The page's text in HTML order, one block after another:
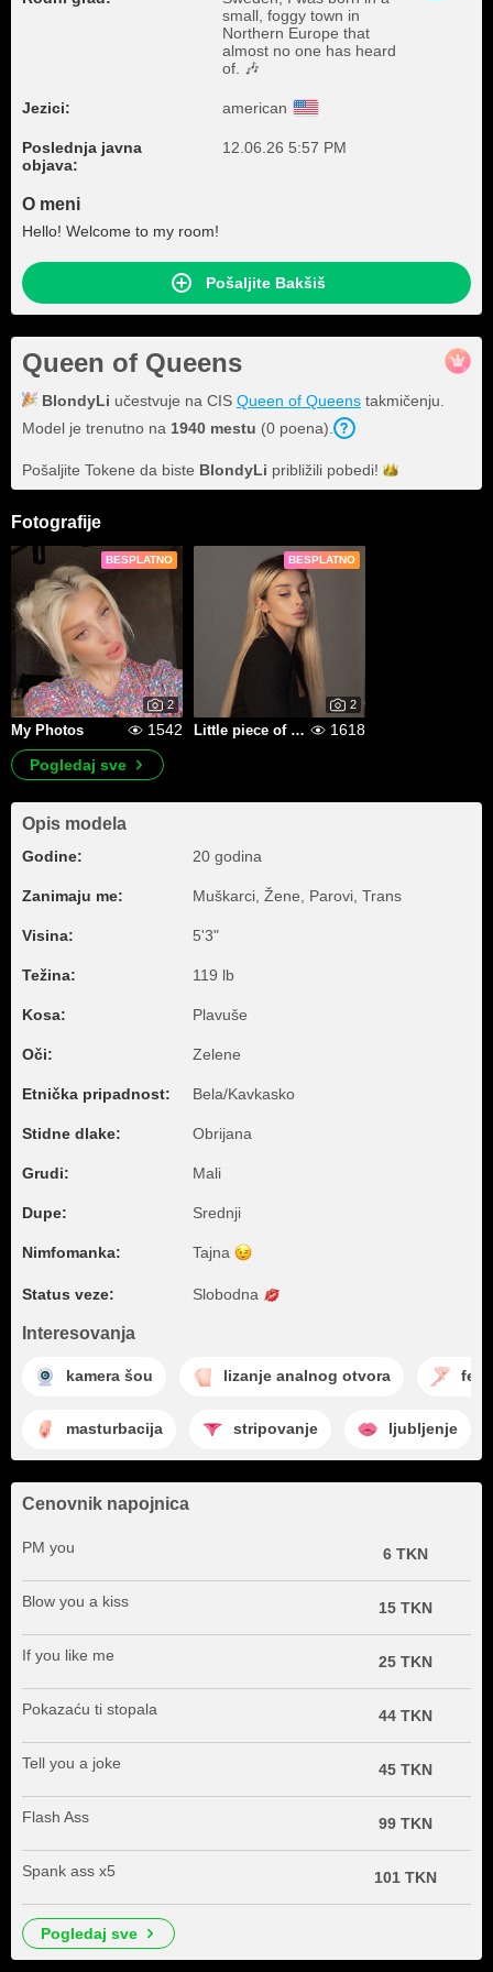
small, foggy town in
Northern Europe that
almost no one has heard
of. 🎶
Jezici: american
Poslednja javna
objava:
12.06.26 5:57 PM
O meni
Hello! Welcome to my room!
Pošaljite Bakšiš
Queen of Queens
BlondyLi učestvuje na CIS Queen of Queens takmičenju.
Model je trenutno na 1940 mestu (0 poena).
Pošaljite Tokene da biste BlondyLi približili pobedi!
Fotografije
BESPLATNO
2
My Photos 1542
BESPLATNO
2
Little piece of me
1618
Pogledaj sve
Opis modela
Godine: 20 godina
Zanimaju me: Muškarci, Žene, Parovi, Trans
Visina: 5'3"
Težina: 119 lb
Kosa: Plavuše
Oči: Zelene
Etnička pripadnost: Bela/Kavkasko
Stidne dlake: Obrijana
Grudi: Mali
Dupe: Srednji
Nimfomanka: Tajna
Status veze: Slobodna
Interesovanja
kamera šou lizanje analnog otvora
masturbacija stripovanje ljubljenje
Cenovnik napojnica
PM you 6 TKN
Blow you a kiss 15 TKN
If you like me 25 TKN
Pokazaću ti stopala 44 TKN
Tell you a joke 45 TKN
Flash Ass 99 TKN
Spank ass x5 101 TKN
pogledaj sve